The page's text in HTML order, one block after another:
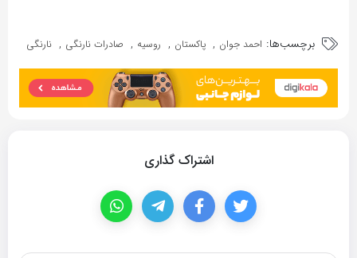
برچسب‌ها: احمد جوان , پاکستان , روسیه , صادرات نارنگی , نارنگی
اشتراک گذاری